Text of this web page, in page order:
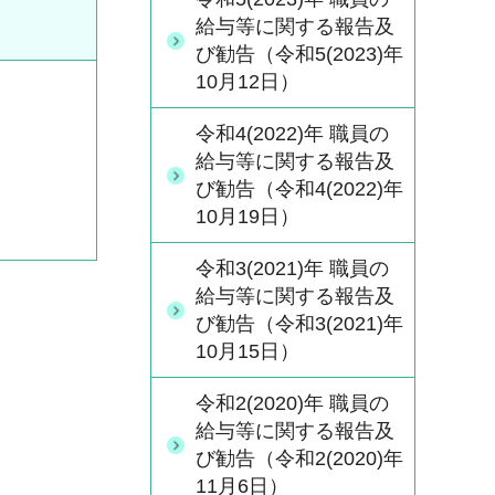
給与等に関する報告及
び勧告（令和5(2023)年
10月12日）
令和4(2022)年 職員の
給与等に関する報告及
び勧告（令和4(2022)年
10月19日）
令和3(2021)年 職員の
給与等に関する報告及
び勧告（令和3(2021)年
10月15日）
令和2(2020)年 職員の
給与等に関する報告及
び勧告（令和2(2020)年
11月6日）